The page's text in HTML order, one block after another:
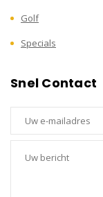
Golf
Specials
Snel Contact